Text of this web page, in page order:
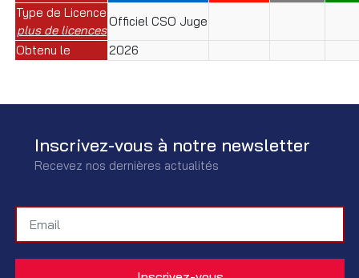
Type de Licence
plus de licences
Officiel CSO Juge
Obtenu le
2026
Inscrivez-vous à notre newsletter
Recevez nos dernières actualités